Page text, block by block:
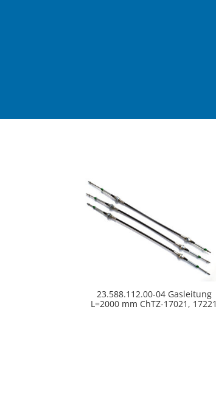
23.588.112.00-04 Gasleitung
L=2000 mm ChTZ-17021, 17221